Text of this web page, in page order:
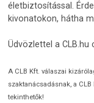
életbiztosítással.
kivonatokon, hátha
Üdvözlettel a CLB.hu
A CLB Kft. válaszai
szaktanácsadásnak, a
tekinthetők!